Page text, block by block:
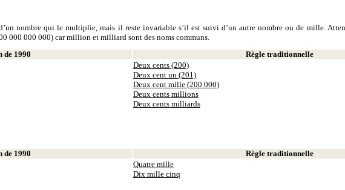
nombre qui le multiplie, mais il reste invariable s’il est suivi d’un autre nombre ou de mille.
000 000 000) car million et milliard sont des noms communs.
de 1990
Règle traditionnelle
Deux cents (200)
Deux cent un (201)
Deux cent mille (200 000)
Deux cents millions
Deux cents milliards
de 1990
Règle traditionnelle
Quatre mille
Dix mille cinq